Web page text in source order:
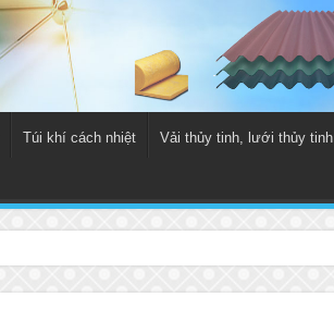
Túi khí cách nhiệt Vải thủy tinh, lưới thủy tinh